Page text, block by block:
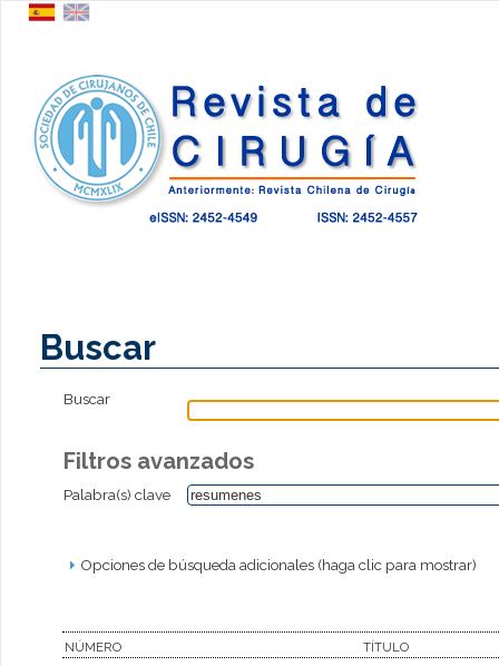
Buscar
Buscar
Filtros avanzados
Palabra(s) clave
Opciones de búsqueda adicionales (haga clic para mostrar)
NÚMERO
TÍTULO